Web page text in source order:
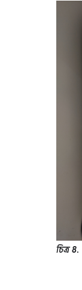
চিত্র 8.